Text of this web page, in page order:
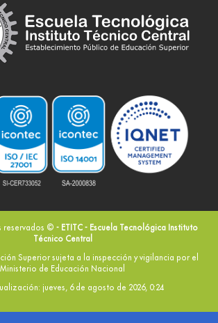
reservados © - ETITC - Escuela Tecnológica Instituto
Técnico Central
Superior sujeta a la inspección y vigilancia por el
Ministerio de Educación Nacional
jueves, 6 de agosto de 2026, 0:24